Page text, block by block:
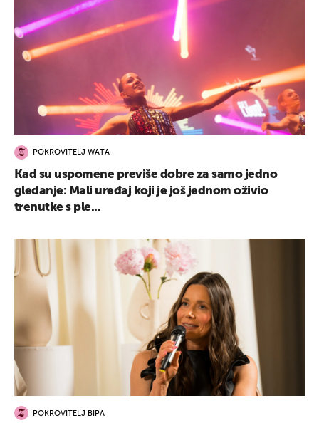
POKROVITELJ WATA
Kad su uspomene previše dobre za samo jedno
gledanje: Mali uređaj koji je još jednom oživio
trenutke s ple...
POKROVITELJ BIPA